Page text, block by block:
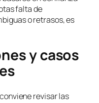
falta de
o retrasos, es
y casos
revisar las